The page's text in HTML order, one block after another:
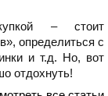
– стоит
определиться с
и т.д. Но, вот
отдохнуть!